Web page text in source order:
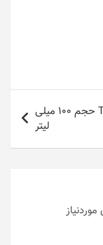
ادو پرفیوم زنانه جانوین مدل The One & Only حجم 100 میلی
لیتر